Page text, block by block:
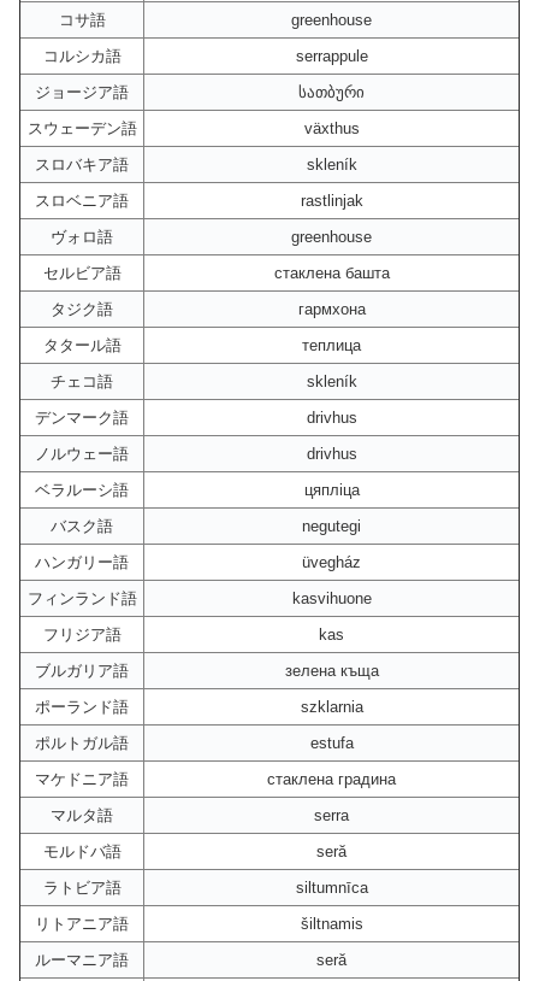
コサ語
greenhouse
コルシカ語
serrappule
ジョージア語
სათბური
スウェーデン語
växthus
スロバキア語
skleník
スロベニア語
rastlinjak
ヴォロ語
greenhouse
セルビア語
стаклена башта
タジク語
гармхона
タタール語
теплица
チェコ語
skleník
デンマーク語
drivhus
ノルウェー語
drivhus
ベラルーシ語
цяпліца
バスク語
negutegi
ハンガリー語
üvegház
フィンランド語
kasvihuone
フリジア語
kas
ブルガリア語
зелена къща
ポーランド語
szklarnia
ポルトガル語
estufa
マケドニア語
стаклена градина
マルタ語
serra
モルドバ語
seră
ラトビア語
siltumnīca
リトアニア語
šiltnamis
ルーマニア語
seră